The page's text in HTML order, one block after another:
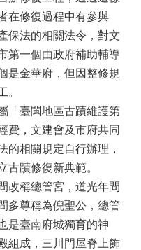
在修復過程中有參與
保法的相關法令，對文
第一個由政府補助輔導
是金華府，但因整修規
。
「臺閩地區古蹟維護第
費，文建會及市府共同
的相關規定自行辦理，
古蹟修復新典範。
改稱總管宮，道光年間
多尊稱為倪聖公，總管
是臺南府城獨育的神
組成，三川門屋脊上飾